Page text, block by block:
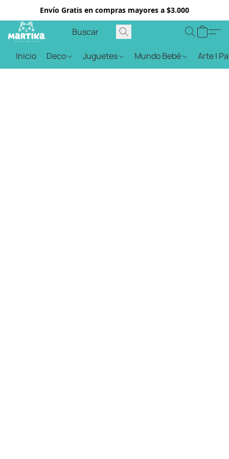
Envío Gratis en compras mayores a $3.000
Inicio Deco Juguetes Mundo Bebé Arte |